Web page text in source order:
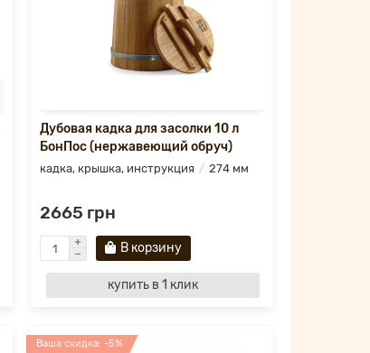
Дубовая кадка для засолки 10 л
БонПос (нержавеющий обруч)
кадка, крышка, инструкция 274 мм
2665 грн
В корзину
купить в 1 клик
Ваша скидка: -5%